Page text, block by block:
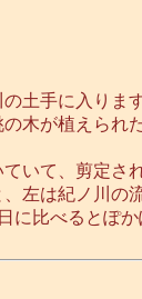
土手に入りま
木が植えられ
いて、剪定さ
左は紀ノ川の
比べるとぽか